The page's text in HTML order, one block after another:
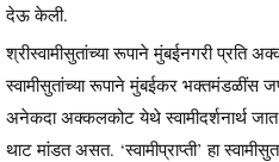
देऊ केली.
श्रीस्वामीसुतांच्या रूपाने मुंबईनगरी प्रति
स्वामीसुतांच्या रूपाने मुंबईकर भक्तमंडळींस
अनेकदा अक्कलकोट येथे स्वामीदर्शनार्थ जात
थाट मांडत असत. ‘स्वामीप्राप्ती’ हा